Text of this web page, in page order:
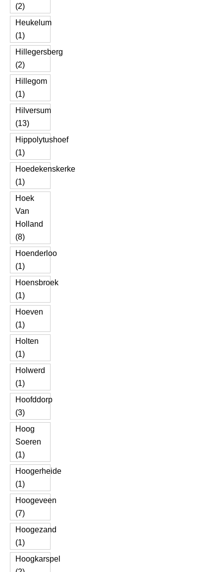
(2)
Heukelum
(1)
Hillegersberg
(2)
Hillegom
(1)
Hilversum
(13)
Hippolytushoef
(1)
Hoedekenskerke
(1)
Hoek
Van
Holland
(8)
Hoenderloo
(1)
Hoensbroek
(1)
Hoeven
(1)
Holten
(1)
Holwerd
(1)
Hoofddorp
(3)
Hoog
Soeren
(1)
Hoogerheide
(1)
Hoogeveen
(7)
Hoogezand
(1)
Hoogkarspel